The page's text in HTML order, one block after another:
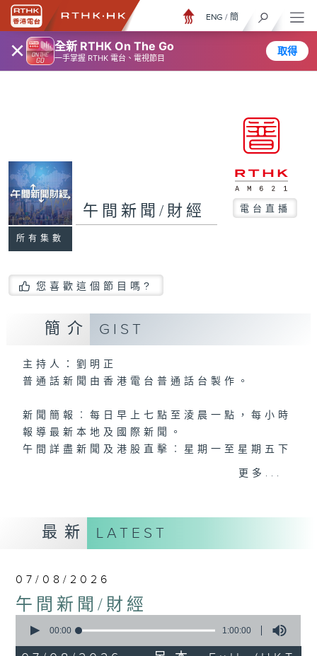
× 全新 RTHK On The Go
一手掌握 RTHK 電台、電視節目
取得
ENG / 簡
所有集數
午間新聞/財經 電台直播
您喜歡這個節目嗎?
簡介 GIST
主持人：劉明正
普通話新聞由香港電台普通話台製作。
新聞簡報︰每日早上七點至淩晨一點，每小時
報導最新本地及國際新聞。
午間詳盡新聞及港股直擊︰星期一至星期五下
更多...
最新 LATEST
07/08/2026
午間新聞/財經
seconds
1
00:00 1:00:00